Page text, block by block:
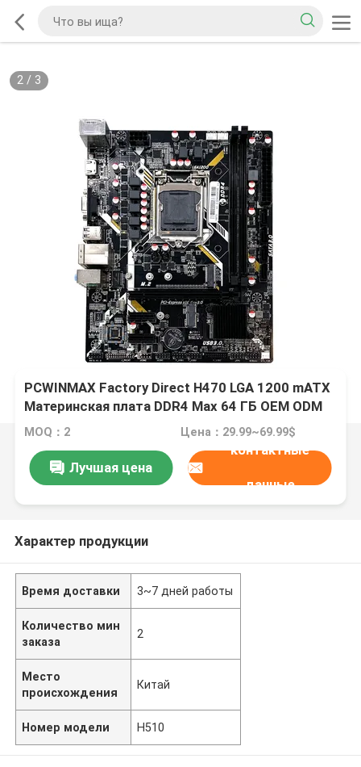
2/ 3
PCWINMAX Factory Direct H470 LGA 1200 mATX
Материнская плата DDR4 Max 64 ГБ OEM ODM
Поддержка процессоров 10-го 11-го
поколения, оптовая продажа
MOQ：2 Цена：29.99~69.99$
Лучшая цена
контактные
данные
Характер продукции
Время доставки 3~7 дней работы
Количество мин
заказа
2
Место
происхождения
Китай
Номер модели H510